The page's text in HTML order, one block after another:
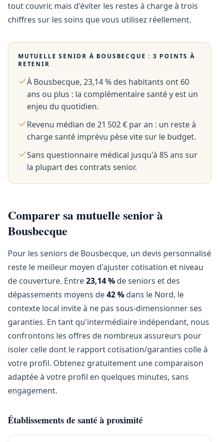
tout couvrir, mais d'éviter les restes à charge à trois
chiffres sur les soins que vous utilisez réellement.
MUTUELLE SENIOR À BOUSBECQUE : 3 POINTS À
RETENIR
À Bousbecque, 23,14 % des habitants ont 60
ans ou plus : la complémentaire santé y est un
enjeu du quotidien.
Revenu médian de 21 502 € par an : un reste à
charge santé imprévu pèse vite sur le budget.
Sans questionnaire médical jusqu'à 85 ans sur
la plupart des contrats senior.
Comparer sa mutuelle senior à
Bousbecque
Pour les seniors de Bousbecque, un devis personnalisé
reste le meilleur moyen d'ajuster cotisation et niveau
de couverture. Entre23,14 % de seniors et des
dépassements moyens de42 % dans le Nord, le
contexte local invite à ne pas sous-dimensionner ses
garanties. En tant qu'intermédiaire indépendant, nous
confrontons les offres de nombreux assureurs pour
isoler celle dont le rapport cotisation/garanties colle à
votre profil. Obtenez gratuitement une comparaison
adaptée à votre profil en quelques minutes, sans
engagement.
Établissements de santé à proximité